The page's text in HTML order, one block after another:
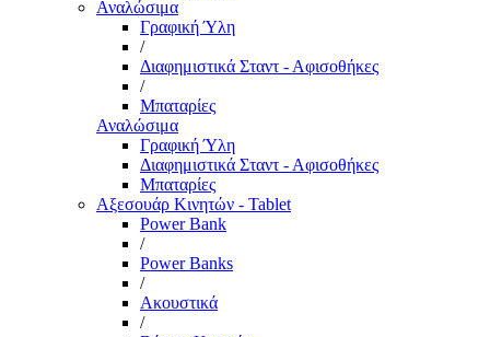
Αναλώσιμα
Γραφική Ύλη
/
Διαφημιστικά Σταντ - Αφισοθήκες
/
Μπαταρίες
Αναλώσιμα
Γραφική Ύλη
Διαφημιστικά Σταντ - Αφισοθήκες
Μπαταρίες
Αξεσουάρ Κινητών - Tablet
Power Bank
/
Power Banks
/
Ακουστικά
/